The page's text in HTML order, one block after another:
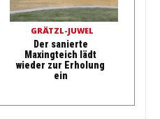
GRÄTZL-JUWEL
Der sanierte
Maxingteich lädt
wieder zur Erholung
ein